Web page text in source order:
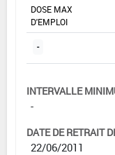
DOSE MAX
D'EMPLOI
-
INTERVALLE
-
DATE DE RETRAIT
22/06/2011